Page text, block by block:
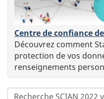
Centre de confiance
Découvrez comment
protection de vos
renseignements